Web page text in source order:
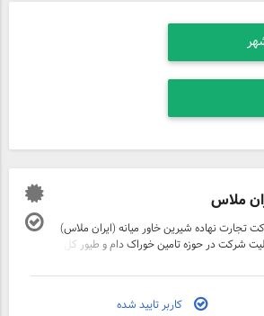
ملاس
تجارت نهاده شیرین خاور میانه (ایران ملاس)
شرکت در حوزه تامین خوراک دام و طیور کل
و تامین فراورده های غذایی مناسب
و مرغداری و صنایع خوراکی و کلیه دست
کاران حوزه تامین محصولات غذایی کشور سعی
کاربر تایید شده